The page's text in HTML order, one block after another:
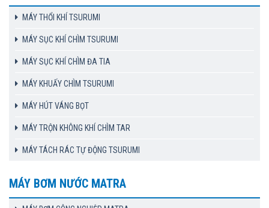
MÁY THỔI KHÍ TSURUMI
MÁY SỤC KHÍ CHÌM TSURUMI
MÁY SỤC KHÍ CHÌM ĐA TIA
MÁY KHUẤY CHÌM TSURUMI
MÁY HÚT VÁNG BỌT
MÁY TRỘN KHÔNG KHÍ CHÌM TAR
MÁY TÁCH RÁC TỰ ĐỘNG TSURUMI
MÁY BƠM NƯỚC MATRA